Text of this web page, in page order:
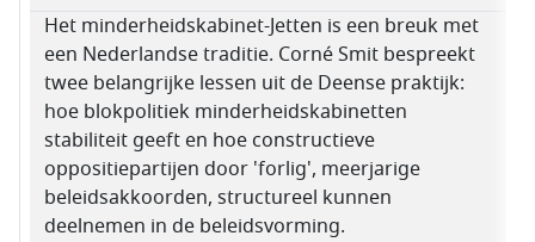
Het minderheidskabinet-Jetten is een breuk met
een Nederlandse traditie. Corné Smit bespreekt
twee belangrijke lessen uit de Deense praktijk:
hoe blokpolitiek minderheidskabinetten
stabiliteit geeft en hoe constructieve
oppositiepartijen door 'forlig', meerjarige
beleidsakkoorden, structureel kunnen
deelnemen in de beleidsvorming.